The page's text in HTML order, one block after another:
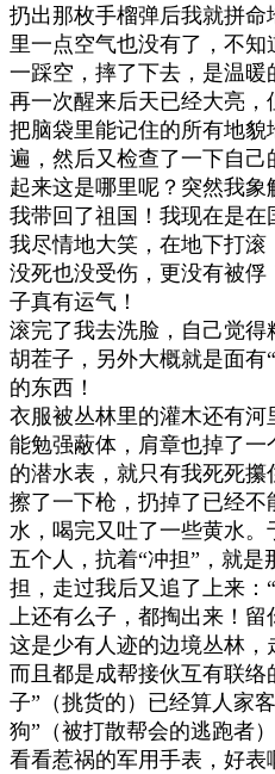
扔出那枚手榴弹后我就拼
里一点空气也没有了，不
一踩空，摔了下去，是温暖
再一次醒来后天已经大亮，
把脑袋里能记住的所有地
遍，然后又检查了一下自
起来这是哪里呢？突然我
我带回了祖国！我现在是在
我尽情地大笑，在地下打
没死也没受伤，更没有被
子真有运气！
滚完了我去洗脸，自己觉
胡茬子，另外大概就是面有“
的东西！
衣服被丛林里的灌木还有河
能勉强蔽体，肩章也掉了
的潜水表，就只有我死死
擦了一下枪，扔掉了已经
水，喝完又吐了一些黄水。
五个人，抗着“冲担” ，就
担，走过我后又追了上来： “
上还有么子，都掏出来！留
这是少有人迹的边境丛林，
而且都是成帮接伙互有联
子” （挑货的）已经算人家
狗” （被打散帮会的逃跑者
看看惹祸的军用手表，好